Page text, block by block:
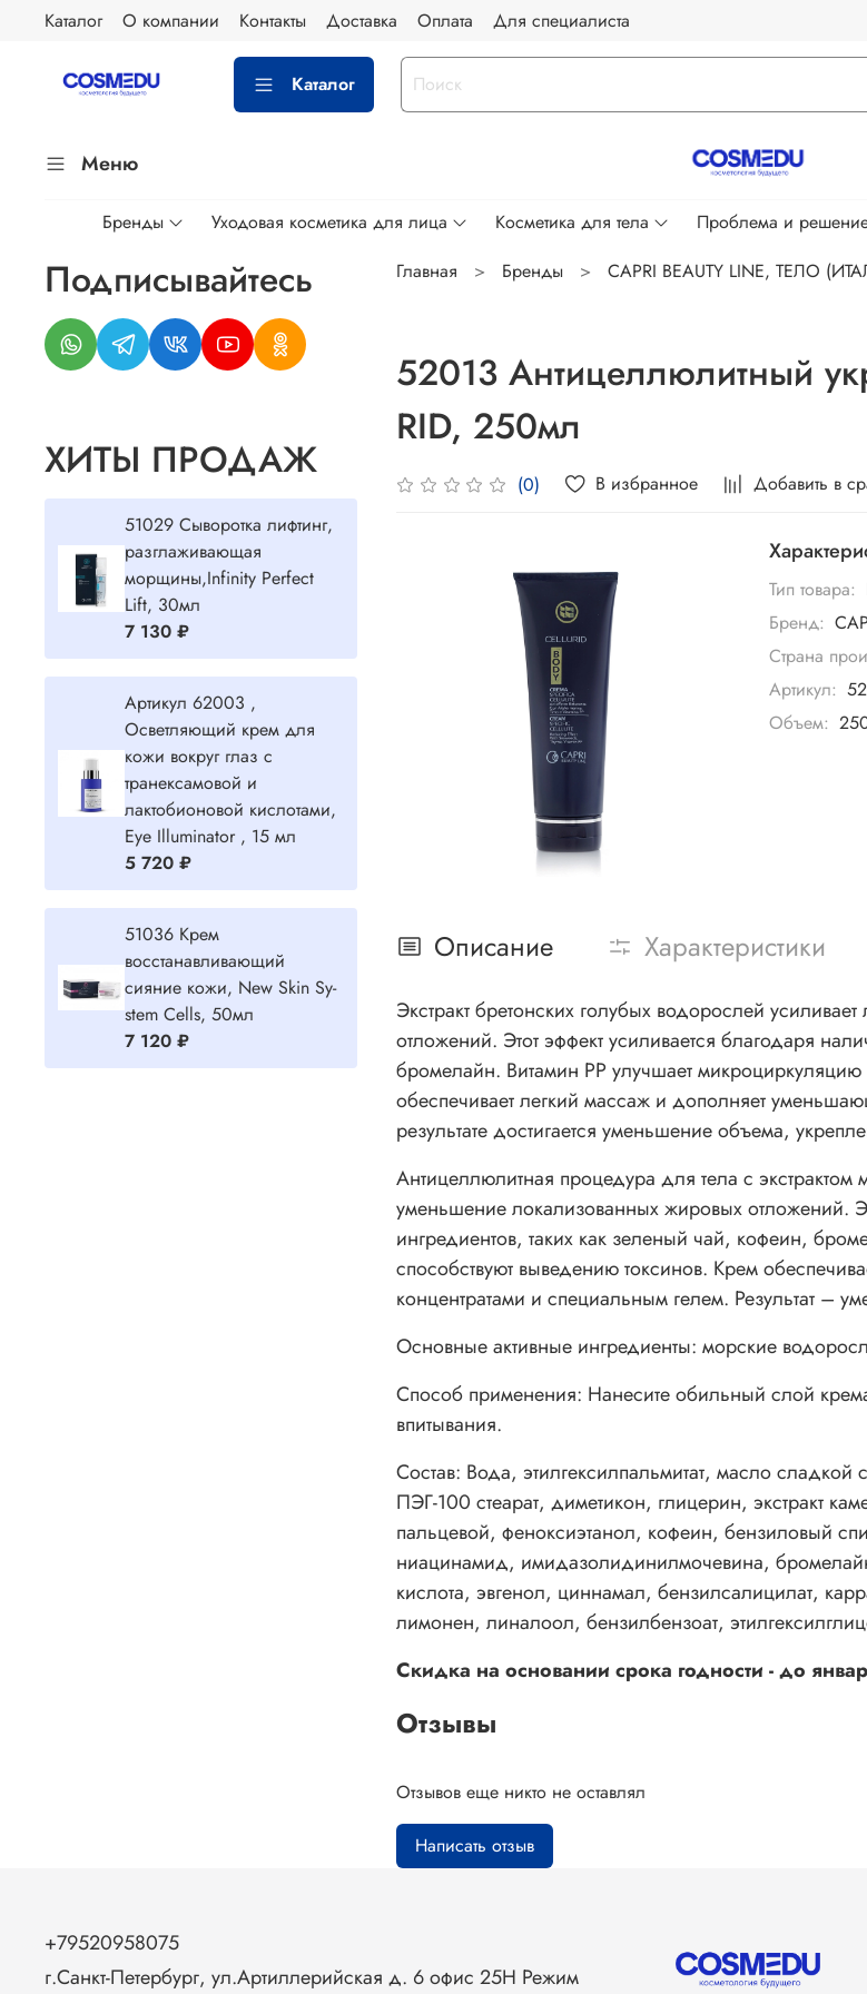
Каталог О компании Контакты Доставка Оплата Для специалиста
Каталог
Меню
Бренды Уходовая косметика для лица Косметика для тела Проблема и
Главная
Бренды CAPRI BEAUTY LINE, ТЕЛО
52013 Антицеллюлитный
RID, 250мл
(0) В избранное Добавить в
Тип товара:
Бренд:
Страна
Артикул:
Объем:
Описание Характеристики
Экстракт бретонских голубых водорослей
отложений. Этот эффект усиливается благодаря
бромелайн. Витамин PP улучшает
обеспечивает легкий массаж и дополняет
результате достигается уменьшение объема,
Антицеллюлитная процедура для тела с
уменьшение локализованных жировых отложений.
ингредиентов, таких как зеленый чай, кофеин,
способствуют выведению токсинов. Крем
концентратами и специальным гелем. Результат –
Основные активные ингредиенты: морские
Способ применения: Нанесите обильный слой
впитывания.
Состав: Вода, этилгексилпальмитат, масло
ПЭГ-100 стеарат, диметикон, глицерин, экстракт
пальцевой, феноксиэтанол, кофеин, бензиловый
ниацинамид, имидазолидинилмочевина,
кислота, эвгенол, циннамал, бензилсалицилат,
лимонен, линалоол, бензилбензоат,
Скидка на основании срока годности - до
Отзывы
Отзывов еще никто не оставлял
Написать отзыв
Подписывайтесь
ХИТЫ ПРОДАЖ
51029 Сыворотка лифтинг,
разглаживающая
морщины,Infinity Perfect
Lift, 30мл
7 130 ₽
Артикул 62003 ,
Осветляющий крем для
кожи вокруг глаз с
транексамовой и
лактобионовой кислотами,
Eye Illuminator , 15 мл
5 720 ₽
51036 Крем
восстанавливающий
сияние кожи, New Skin Sy-
stem Cells, 50мл
7 120 ₽
+79520958075
г.Санкт-Петербург, ул.Артиллерийская д. 6 офис 25Н Режим